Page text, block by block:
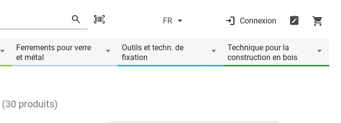
FR Connexion
Ferrements pour verre
et métal
Outils et techn. de
fixation
Technique pour la
construction en bois
(30 produits)